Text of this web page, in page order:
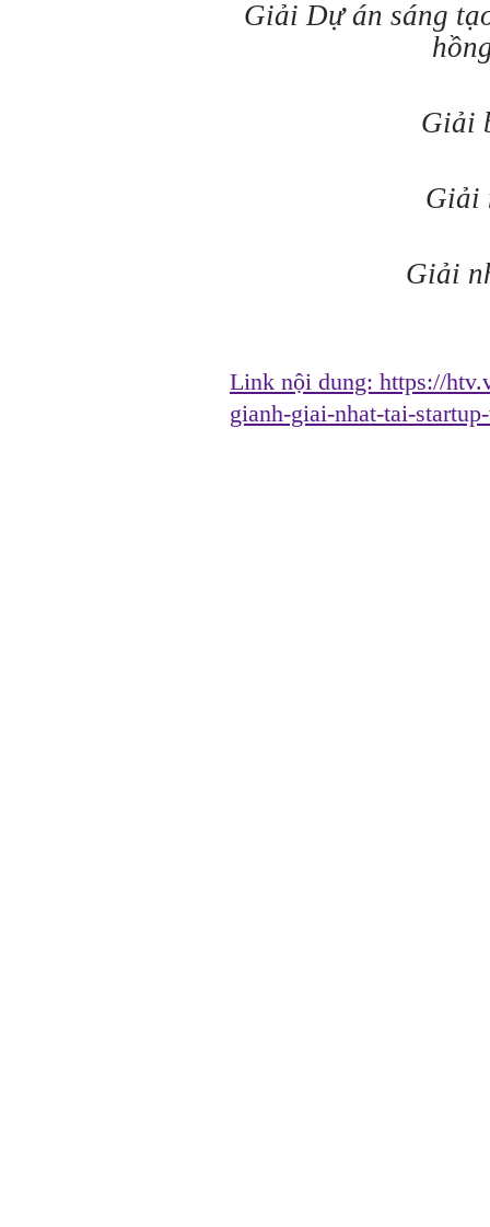
Giải Dự án sáng
Giải
Giải
Giải
Link nội dung: https://
gianh-giai-nhat-tai-